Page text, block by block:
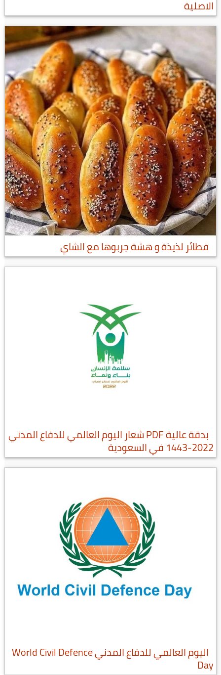
الاصلية
فطائر لذيذة و هشة جربوها مع الشاي
بدقة عالية PDF شعار اليوم العالمي للدفاع المدني
2022-1443 في السعودية
اليوم العالمي للدفاع المدني World Civil Defence
Day